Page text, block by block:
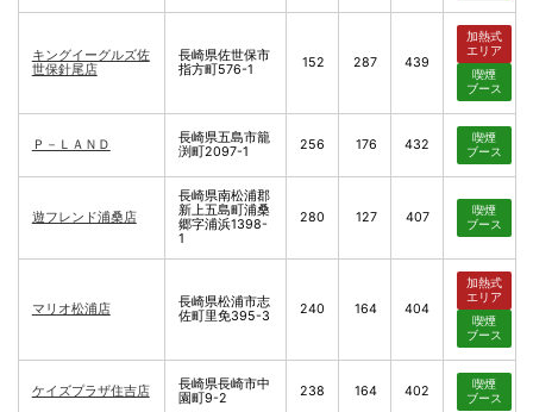
キングイーグルズ佐
世保針尾店
長崎県佐世保市
指方町576-1
152 287 439
加熱式
エリア
喫煙
ブース
Ｐ－ＬＡＮＤ
長崎県五島市籠
渕町2097-1
256 176 432
喫煙
ブース
遊フレンド浦桑店
長崎県南松浦郡
新上五島町浦桑
郷字浦浜1398-
1
280 127 407
喫煙
ブース
マリオ松浦店
長崎県松浦市志
佐町里免395-3
240 164 404
加熱式
エリア
喫煙
ブース
ケイズプラザ住吉店
長崎県長崎市中
園町9-2
238 164 402
喫煙
ブース